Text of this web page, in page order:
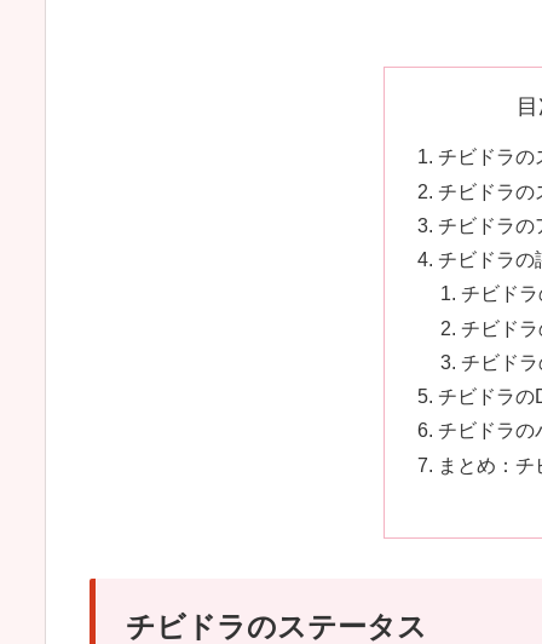
チビドラの
チビドラの
チビドラの
チビドラの
チビド
チビド
チビド
チビドラの
チビドラの
まとめ：
チビドラのステータス